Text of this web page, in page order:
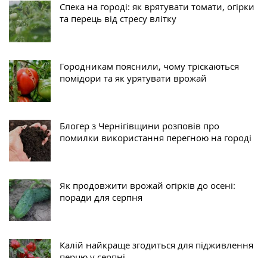
Спека на городі: як врятувати томати, огірки
та перець від стресу влітку
Городникам пояснили, чому тріскаються
помідори та як урятувати врожай
Блогер з Чернігівщини розповів про
помилки використання перегною на городі
Як продовжити врожай огірків до осені:
поради для серпня
Калій найкраще згодиться для підживлення